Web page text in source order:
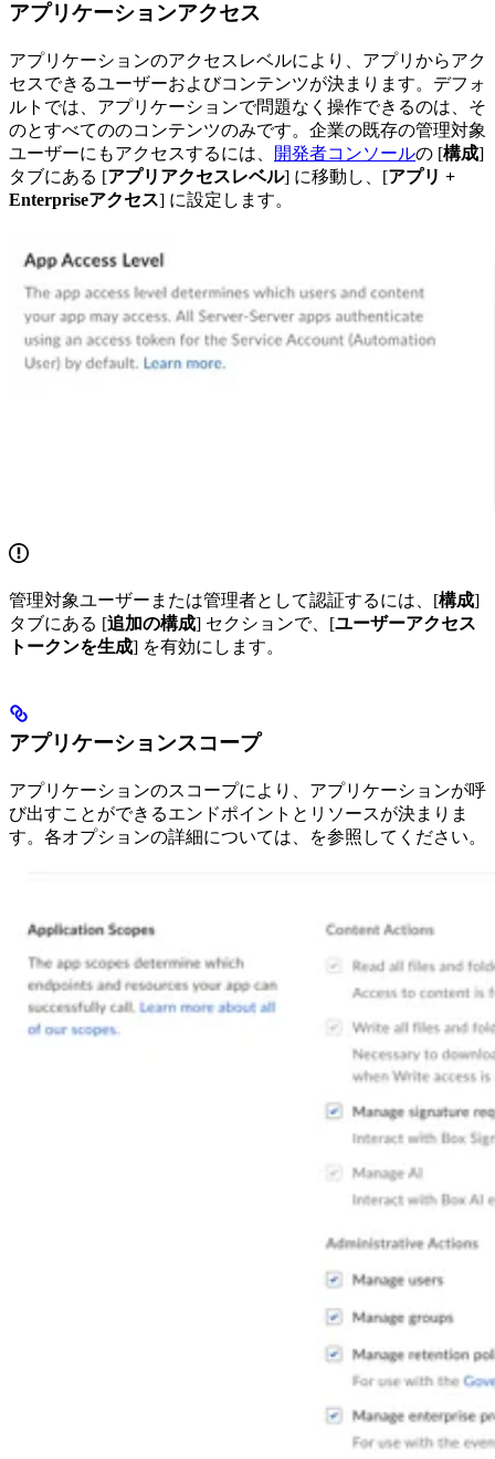
アプリケーションアクセス
アプリケーションのアクセスレベルにより、アプリからアク
セスできるユーザーおよびコンテンツが決まります。デフォ
ルトでは、アプリケーションで問題なく操作できるのは、そ
のとすべてののコンテンツのみです。企業の既存の管理対象
ユーザーにもアクセスするには、
開発者コンソールの [構成]
タブにある [アプリアクセスレベル] に移動し、[アプリ +
Enterpriseアクセス] に設定します。
管理対象ユーザーまたは管理者として認証するには、[構成]
タブにある [追加の構成] セクションで、[ユーザーアクセス
トークンを生成] を有効にします。
アプリケーションスコープ
アプリケーションのスコープにより、アプリケーションが呼
び出すことができるエンドポイントとリソースが決まりま
す。各オプションの詳細については、
を参照してください。